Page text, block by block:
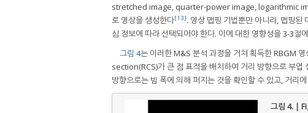
stretched image, quarter-power image, logarithmic
로 영상을 생성한다[13]. 영상 맵핑 기법뿐만 아니라, 맵핑된
심 정보에 따라 선택되어야 한다. 이에 대한 영향성을 3-3절
그림 4는 이러한 M&S 분석 과정을 거쳐 획득한 RBGM
section(RCS)가 큰 점 표적을 배치하여 거리 방향으로 부
방향으로는 빔 폭에 의해 퍼지는 것을 확인할 수 있고, 거리
그림 4. |